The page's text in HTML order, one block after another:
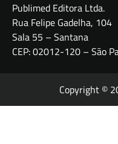
Publimed Editora Ltda.
Rua Felipe Gadelha, 104
Sala 55 – Santana
CEP: 02012-120 – São
Copyright ©